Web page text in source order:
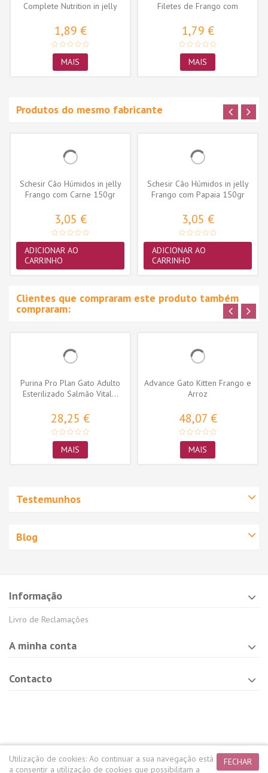
Complete Nutrition in jelly
1,89 €
MAIS
Filetes de Frango com
1,79 €
MAIS
Produtos do mesmo fabricante
Schesir Cão Húmidos in jelly
Frango com Carne 150gr
3,05 €
ADICIONAR AO
CARRINHO
Schesir Cão Húmidos in jelly
Frango com Papaia 150gr
3,05 €
ADICIONAR AO
CARRINHO
Clientes que compraram este produto também
compraram:
Purina Pro Plan Gato Adulto
Esterilizado Salmão Vital...
28,25 €
MAIS
Advance Gato Kitten Frango e
Arroz
48,07 €
MAIS
Testemunhos
Blog
Informação
Livro de Reclamações
A minha conta
Contacto
FECHAR
Utilização de cookies: Ao continuar a sua navegação está
a consentir a utilização de cookies que possibilitam a